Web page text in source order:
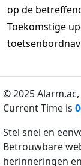
op de
Toekomstige
© 2025 Alarm.ac,
Current Time is
Stel snel en
Betrouwbare
herinneringen